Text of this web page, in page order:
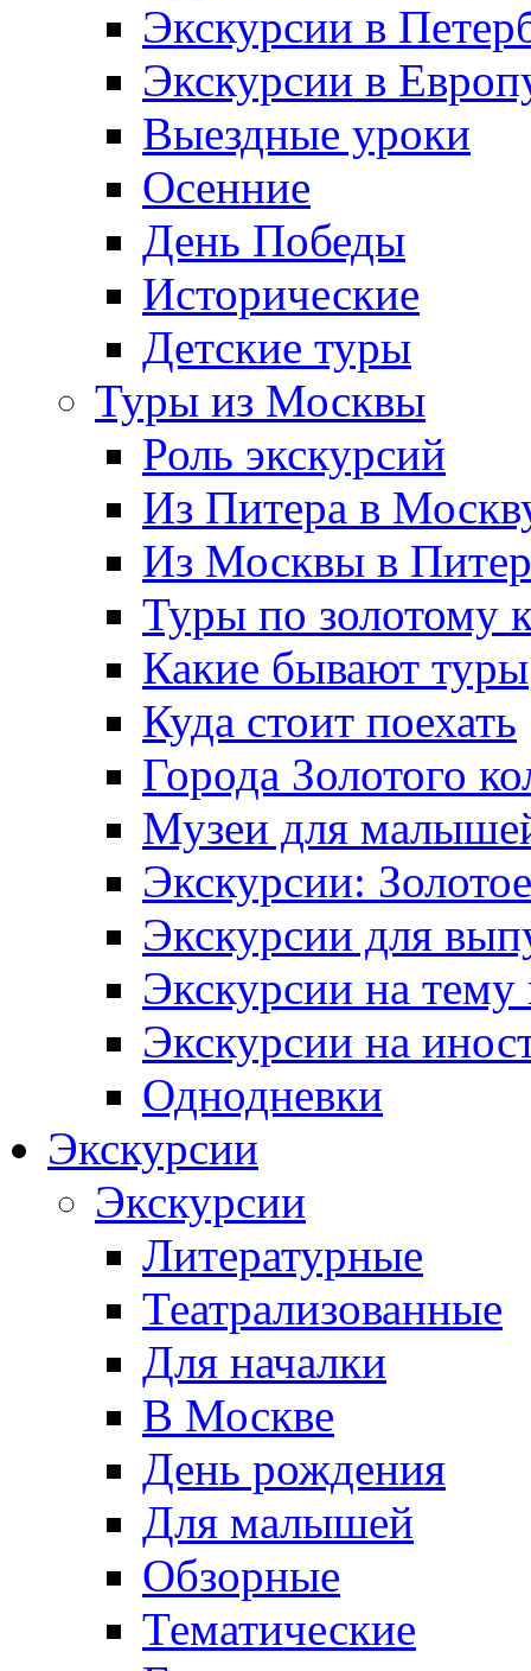
Экскурсии в
Экскурсии в
Выездные уроки
Осенние
День Победы
Исторические
Детские туры
Туры из Москвы
Роль экскурсий
Из Питера в
Из Москвы в Питер
Туры по золотому
Какие бывают туры
Куда стоит поехать
Города Золотого
Музеи для
Экскурсии:
Экскурсии для
Экскурсии на тему
Экскурсии на
Однодневки
Экскурсии
Экскурсии
Литературные
Театрализованные
Для началки
В Москве
День рождения
Для малышей
Обзорные
Тематические